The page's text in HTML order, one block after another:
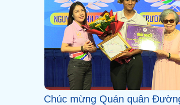
Bảng giá đồng phục học sinh